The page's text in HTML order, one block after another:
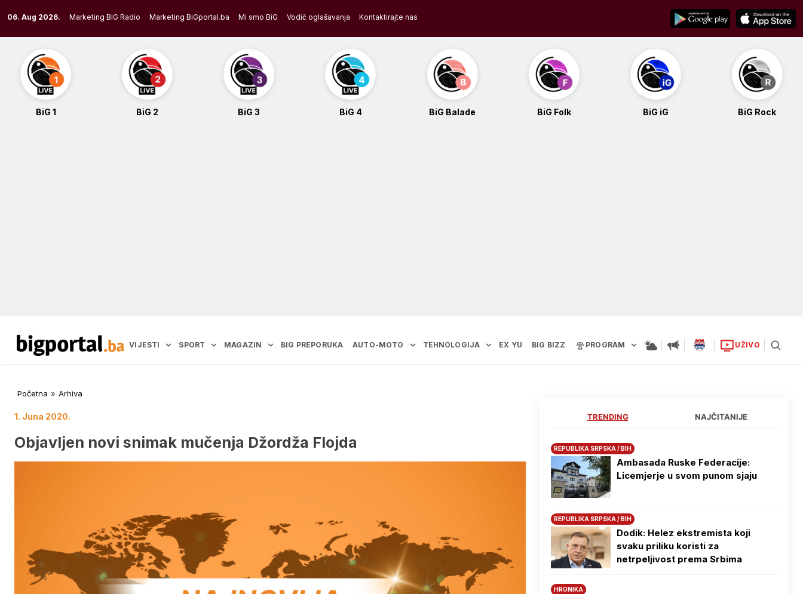
to
content
06. Aug 2026. Marketing BIG Radio Marketing BiGportal.ba Mi smo BiG Vodič oglašavanja Kontaktirajte nas
BiG 1 BiG 2 BiG 3 BiG 4 BiG Balade BiG Folk BiG iG BiG Rock
VIJESTI SPORT MAGAZIN BIG PREPORUKA AUTO-MOTO TEHNOLOGIJA EX YU BIG BIZZ PROGRAM UŽIVO
Početna » Arhiva
1. Juna 2020.
Objavljen novi snimak mučenja Džordža Flojda
TRENDING NAJČITANIJE
REPUBLIKA SRPSKA / BIH
Ambasada Ruske Federacije:
Licemjerje u svom punom sjaju
REPUBLIKA SRPSKA / BIH
Dodik: Helez ekstremista koji
svaku priliku koristi za
netrpeljivost prema Srbima
HRONIKA